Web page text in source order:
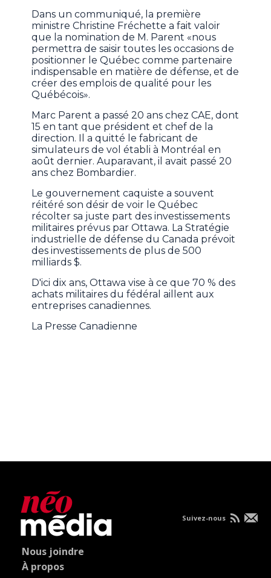
Dans un communiqué, la première
ministre Christine Fréchette a fait valoir
que la nomination de M. Parent «nous
permettra de saisir toutes les occasions de
positionner le Québec comme partenaire
indispensable en matière de défense, et de
créer des emplois de qualité pour les
Québécois».
Marc Parent a passé 20 ans chez CAE, dont
15 en tant que président et chef de la
direction. Il a quitté le fabricant de
simulateurs de vol établi à Montréal en
août dernier. Auparavant, il avait passé 20
ans chez Bombardier.
Le gouvernement caquiste a souvent
réitéré son désir de voir le Québec
récolter sa juste part des investissements
militaires prévus par Ottawa. La Stratégie
industrielle de défense du Canada prévoit
des investissements de plus de 500
milliards $.
D'ici dix ans, Ottawa vise à ce que 70 % des
achats militaires du fédéral aillent aux
entreprises canadiennes.
La Presse Canadienne
Nous joindre
À propos
Suivez-nous